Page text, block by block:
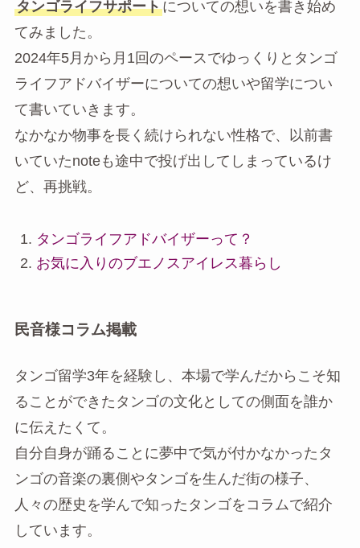
タンゴライフサポートについての想いを書き始め
てみました。
2024年5月から月1回のペースでゆっくりとタンゴ
ライフアドバイザーについての想いや留学につい
て書いていきます。
なかなか物事を長く続けられない性格で、以前書
いていたnoteも途中で投げ出してしまっているけ
ど、再挑戦。
タンゴライフアドバイザーって？
お気に入りのブエノスアイレス暮らし
民音様コラム掲載
タンゴ留学3年を経験し、本場で学んだからこそ知
ることができたタンゴの文化としての側面を誰か
に伝えたくて。
自分自身が踊ることに夢中で気が付かなかったタ
ンゴの音楽の裏側やタンゴを生んだ街の様子、
人々の歴史を学んで知ったタンゴをコラムで紹介
しています。